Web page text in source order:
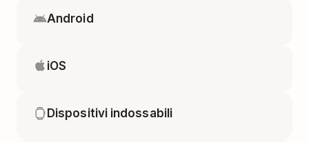
Android
iOS
Dispositivi indossabili